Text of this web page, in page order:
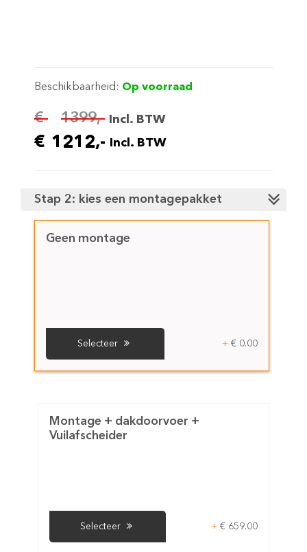
Beschikbaarheid: Op voorraad
€ 1399,- Incl. BTW
€ 1212,- Incl. BTW
Stap 2: kies een montagepakket
Geen montage
Selecteer + € 0.00
Montage + dakdoorvoer +
Vuilafscheider
Selecteer + € 659.00